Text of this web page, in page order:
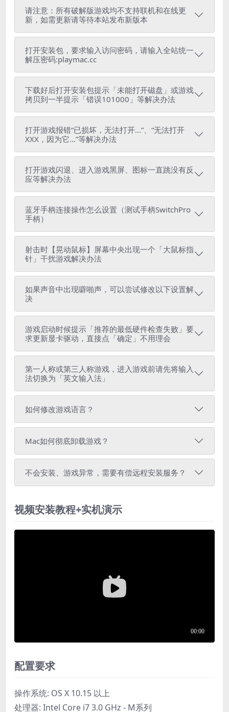
请注意：所有破解版游戏均不支持联机和在线更
新，如需更新请等待本站发布新版本
打开安装包，要求输入访问密码，请输入全站统一
解压密码:playmac.cc
下载好后打开安装包提示「未能打开磁盘」或游戏
拷贝到一半提示「错误101000」等解决办法
打开游戏报错“已损坏，无法打开...”、“无法打开
XXX，因为它...”等解决办法
打开游戏闪退、进入游戏黑屏、图标一直跳没有反
应等解决办法
蓝牙手柄连接操作怎么设置（测试手柄SwitchPro
手柄）
射击时【晃动鼠标】屏幕中央出现一个「大鼠标指
针」干扰游戏解决办法
如果声音中出现噼啪声，可以尝试修改以下设置解
决
游戏启动时候提示「推荐的最低硬件检查失败」要
求更新显卡驱动，直接点「确定」不用理会
第一人称或第三人称游戏，进入游戏前请先将输入
法切换为「英文输入法」
如何修改游戏语言？
Mac如何彻底卸载游戏？
不会安装、游戏异常，需要有偿远程安装服务？
视频安装教程+实机演示
配置要求
操作系统: OS X 10.15 以上
处理器: Intel Core i7 3.0 GHz - M系列